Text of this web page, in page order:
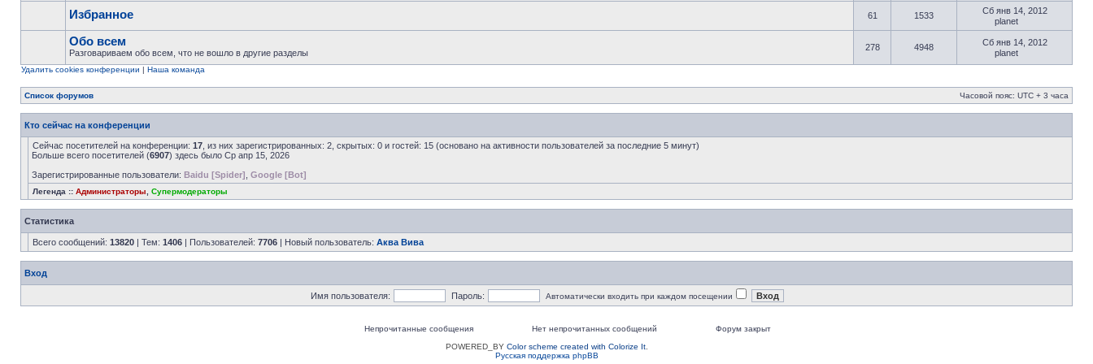
Избранное 61 1533
Сб янв 14, 2012
planet
Обо всем
Разговариваем обо всем, что не вошло в другие разделы
278 4948
Сб янв 14, 2012
planet
Удалить cookies конференции | Наша команда
Список форумов Часовой пояс: UTC + 3 часа
Кто сейчас на конференции
Сейчас посетителей на конференции: 17 , из них зарегистрированных: 2, скрытых: 0 и гостей: 15 (основано на активности пользователей за последние 5 минут)
Больше всего посетителей (6907) здесь было Ср апр 15, 2026
Зарегистрированные пользователи: Baidu [Spider] Google [Bot]
Легенда :: Администраторы Супермодераторы
Статистика
Всего сообщений: 13820 | Тем: 1406 | Пользователей: 7706 | Новый пользователь: Аква Вива
Вход
Имя пользователя: Пароль: Автоматически входить при каждом посещении
Непрочитанные сообщения Нет непрочитанных сообщений
Форум закрыт
POWERED_BY Color scheme created with Colorize It.
Русская поддержка phpBB